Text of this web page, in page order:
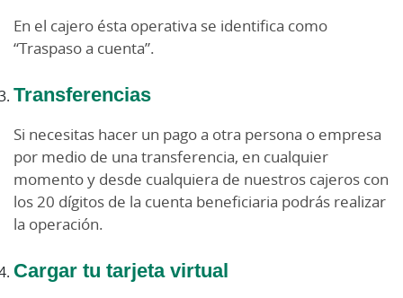
En el cajero ésta operativa se identifica como
“Traspaso a cuenta”.
Transferencias
Si necesitas hacer un pago a otra persona o empresa
por medio de una transferencia, en cualquier
momento y desde cualquiera de nuestros cajeros con
los 20 dígitos de la cuenta beneficiaria podrás realizar
la operación.
Cargar tu tarjeta virtual